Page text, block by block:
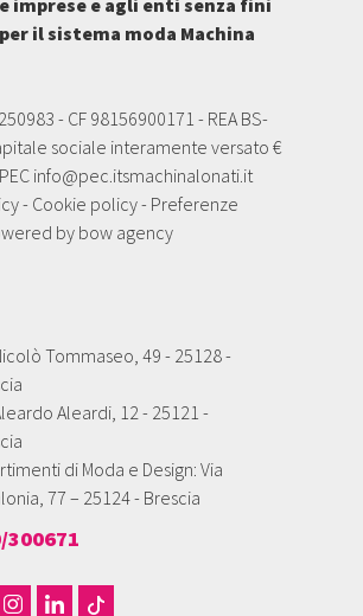
imprese e agli enti senza fini
il sistema moda Machina
- CF 98156900171 - REA BS-
sociale interamente versato €
info@pec.itsmachinalonati.it
- Cookie policy- Preferenze
bybow agency
Tommaseo, 49 - 25128 -
Aleardi, 12 - 25121 -
di Moda e Design: Via
77 – 25124 - Brescia
300671